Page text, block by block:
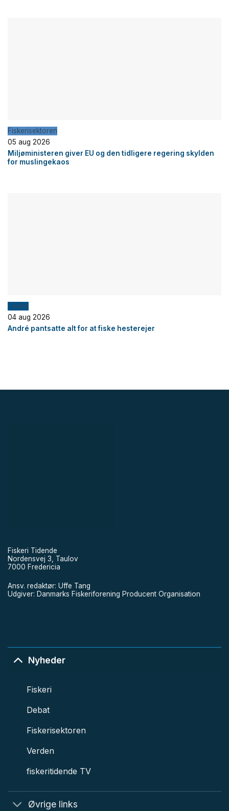
Fiskerisektoren
05 aug 2026
Miljøministeren giver EU og den tidligere regering skylden
for muslingekaos
Fiskeri
04 aug 2026
André pantsatte alt for at fiske hesterejer
Fiskeri Tidende
Nordensvej 3, Taulov
7000 Fredericia
Ansv. redaktør: Uffe Tang
Udgiver: Danmarks Fiskeriforening Producent Organisation
Nyheder
Fiskeri
Debat
Fiskerisektoren
Verden
fiskeritidende TV
Øvrige links